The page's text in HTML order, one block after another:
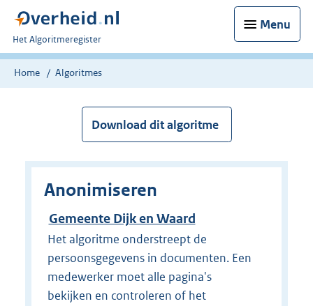
Menu
U
bent
nu
Het Algoritmeregister
Home Algoritmes
Download dit algoritme
Anonimiseren
Gemeente Dijk en Waard
Het algoritme onderstreept de
persoonsgegevens in documenten. Een
medewerker moet alle pagina's
bekijken en controleren of het